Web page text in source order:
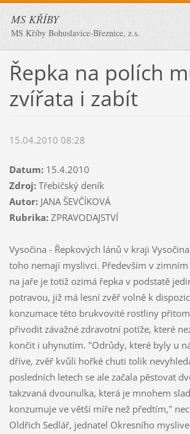
MS KŘÍBY
MS Kříby Bohuslavice-Březnice, z.s.
Řepka na polích
zvířata i zabít
15.04.2010 08:28
Datum:15.4.2010
Zdroj:Třebíčský deník
Autor:JANA ŠEVČÍKOVÁ
Rubrika:ZPRAVODAJSTVÍ
Vysočina - Řepkových lánů v kraji
toho nemají myslivci. Především v
na jaře je totiž ozimá řepka v podstatě
potravou, již má lesní zvěř volně k
konzumace této brukvovité rostliny
přivodit závažné zdravotní potíže, které
končit i uhynutím. "Odrůdy, které byly u
dříve, zvěř kvůli hořké chuti tolik
posledních letech se ale začala pěstovat
takzvaná dvounulka, která je mnohem
konzumuje ve větší míře než předtím,"
Oldřich Sedlář, jednatel Okresního